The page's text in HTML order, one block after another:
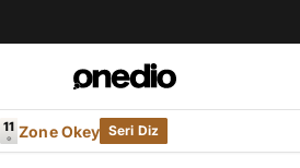
Zone Okey Seri Diz